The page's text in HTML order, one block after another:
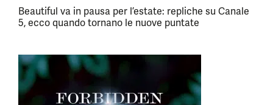
Beautiful va in pausa per l’estate: repliche su Canale
5, ecco quando tornano le nuove puntate